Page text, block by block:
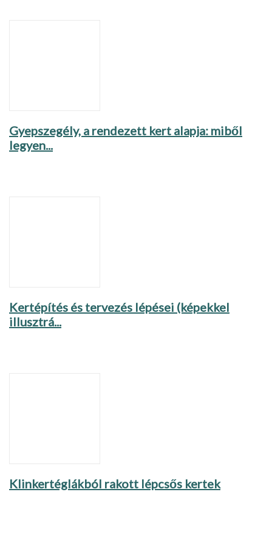
Gyepszegély, a rendezett kert alapja: miből
legyen...
Kertépítés és tervezés lépései (képekkel
illusztrá...
Klinkertéglákból rakott lépcsős kertek